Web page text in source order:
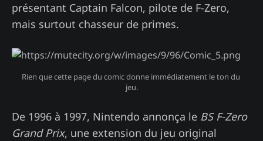
présentant Captain Falcon, pilote de F-Zero,
mais surtout chasseur de primes.
Rien que cette page du comic donne immédiatement le ton du
jeu.
De 1996 à 1997, Nintendo annonça le BS F-Zero
Grand Prix, une extension du jeu original